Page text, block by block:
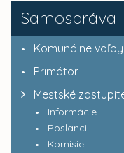
Samospráva
Komunálne
Primátor
Mestské
Informácie
Poslanci
Komisie